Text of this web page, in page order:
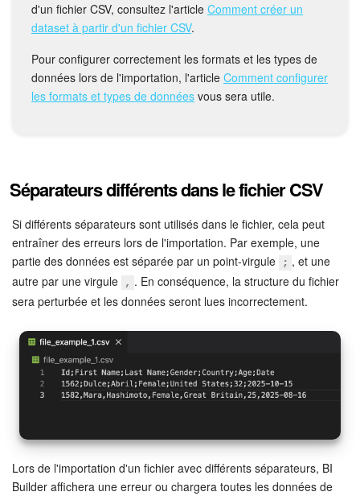
Boutique en ligne
Messagerie web
Signature électronique
Signature électronique pour les RH
BI Builder
Automatisation
Processus d’entreprise
Espace des ventes
d'un fichier CSV, consultez l'article Comment créer un
dataset à partir d'un fichier CSV.
Pour configurer correctement les formats et les types de
données lors de l'importation, l'article Comment configurer
les formats et types de données vous sera utile.
Séparateurs différents dans le fichier CSV
Si différents séparateurs sont utilisés dans le fichier, cela peut
entraîner des erreurs lors de l'importation. Par exemple, une
partie des données est séparée par un point-virgule
; , et une
autre par une virgule
, . En conséquence, la structure du fichier
sera perturbée et les données seront lues incorrectement.
Lors de l'importation d'un fichier avec différents séparateurs, BI
Builder affichera une erreur ou chargera toutes les données de